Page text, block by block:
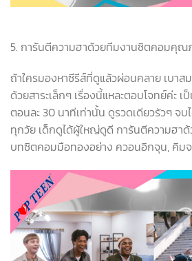
5. การันตีความฮาด้วยทีมงานซิตคอมคุณ
ถ้าใครมองหาซีรีส์ที่ดูแล้วผ่อนคลาย เบา
ด้วยสาระเล็กๆ เรื่องนี้แหละตอบโจทย์ค่ะ
ตอนละ 30 นาทีเท่านั้น ดูรวดเดียวรัวๆ จ
ทุกวัย เด็กดูได้ผู้ใหญ่ดูดี การันตีความฮา
บทซิตคอมมือทองอย่าง ควอนอิกจุน, คิม